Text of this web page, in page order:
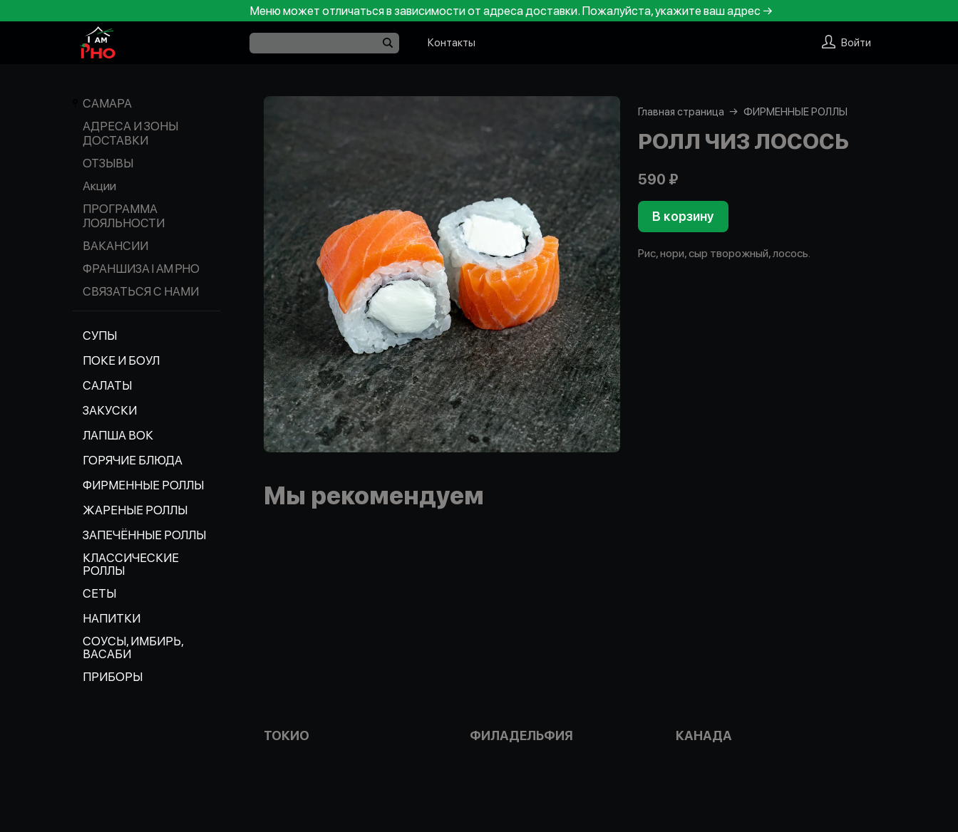
Меню может отличаться в зависимости от адреса доставки. Пожалуйста, укажите ваш адрес →
Контакты Войти
САМАРА
АДРЕСА И ЗОНЫ
ДОСТАВКИ
ОТЗЫВЫ
Акции
ПРОГРАММА
ЛОЯЛЬНОСТИ
ВАКАНСИИ
ФРАНШИЗА I AM PHO
СВЯЗАТЬСЯ С НАМИ
СУПЫ
ПОКЕ И БОУЛ
САЛАТЫ
ЗАКУСКИ
ЛАПША ВОК
ГОРЯЧИЕ БЛЮДА
ФИРМЕННЫЕ РОЛЛЫ
ЖАРЕНЫЕ РОЛЛЫ
ЗАПЕЧЁННЫЕ РОЛЛЫ
КЛАССИЧЕСКИЕ
РОЛЛЫ
СЕТЫ
НАПИТКИ
СОУСЫ, ИМБИРЬ,
ВАСАБИ
ПРИБОРЫ
Главная страница ФИРМЕННЫЕ РОЛЛЫ
РОЛЛ ЧИЗ ЛОСОСЬ
590 ₽
В корзину
Рис, нори, сыр творожный, лосось.
Мы рекомендуем
ТОКИО ФИЛАДЕЛЬФИЯ КАНАДА